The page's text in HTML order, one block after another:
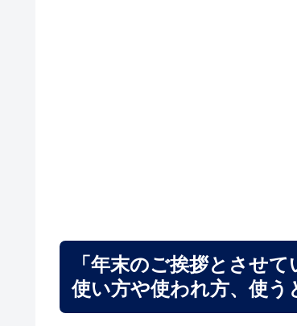
「年末のご挨拶とさせ
使い方や使われ方、使う